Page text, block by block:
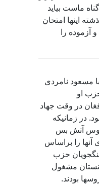
ماست بیاید
اینها امتحان
آزموده را
مسعود نامردی
او
در وقت جهاد
در زمانیکه
روس آتش بس
آنها را براساس
حزب
مشغول
بودند.